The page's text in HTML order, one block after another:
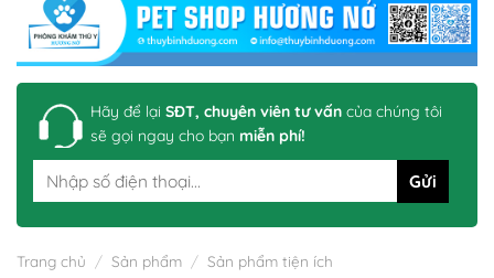
Hãy để lại SĐT, chuyên viên tư vấn của chúng tôi
sẽ gọi ngay cho bạn miễn phí!
Trang chủ / Sản phẩm / Sản phẩm tiện ích